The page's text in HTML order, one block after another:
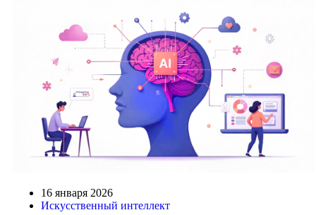
16 января 2026
Искусственный интеллект